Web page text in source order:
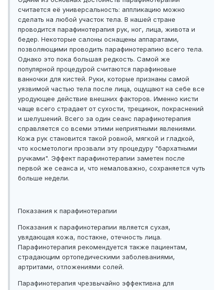
считается её универсальность: аппликацию можно
сделать на любой участок тела. В нашей стране
проводится парафинотерапия рук, ног, лица, живота и
бедер. Некоторые салоны оснащены аппаратами,
позволяющими проводить парафинотерапию всего тела.
Однако это пока большая редкость. Самой же
популярной процедурой считаются парафиновые
ванночки для кистей. Руки, которые признаны самой
уязвимой частью тела после лица, ощущают на себе все
уродующее действие внешних факторов. Именно кисти
чаще всего страдает от сухости, трещинок, покраснений
и шелушений. Всего за один сеанс парафинотерапия
справляется со всеми этими неприятными явлениями.
Кожа рук становится такой ровной, мягкой и гладкой,
что косметологи прозвали эту процедуру "бархатными
ручками". Эффект парафинотерапии заметен после
первой же сеанса и, что немаловажно, сохраняется чуть
больше недели.
Показания к парафинотерапии
Показания к парафинотерапии является сухая,
увядающая кожа, постакне, отечность лица.
Парафинотерапия рекомендуется также пациентам,
страдающим ортопедическими заболеваниями,
артритами, отложениями солей.
Парафинотерапия чрезвычайно эффективна для